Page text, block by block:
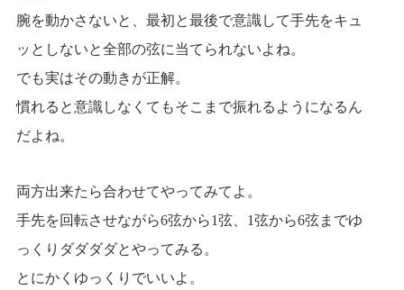
腕を動かさないと、最初と最後で意識して手先をキュ
ッとしないと全部の弦に当てられないよね。
でも実はその動きが正解。
慣れると意識しなくてもそこまで振れるようになるん
だよね。
両方出来たら合わせてやってみてよ。
手先を回転させながら6弦から1弦、1弦から6弦までゆ
っくりダダダダとやってみる。
とにかくゆっくりでいいよ。